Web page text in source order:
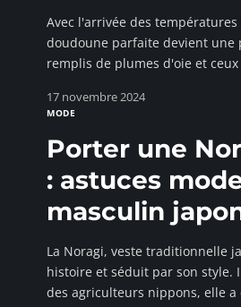
Avec l'arrivée des
doudoune parfaite devient une
remplis de plumes d'oie et ceux
17 novembre 2024
MODE
Porter une
: astuces
masculin
La Noragi, veste traditionnelle
histoire et séduit par son style.
des agriculteurs nippons, elle a